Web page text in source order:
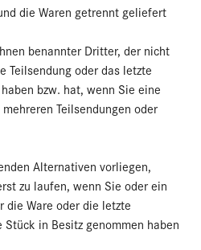
die Waren getrennt geliefert
benannter Dritter, der nicht
Teilsendung oder das letzte
bzw. hat, wenn Sie eine
Teilsendungen oder
Alternativen vorliegen,
zu laufen, wenn Sie oder ein
die Ware oder die letzte
in Besitz genommen haben